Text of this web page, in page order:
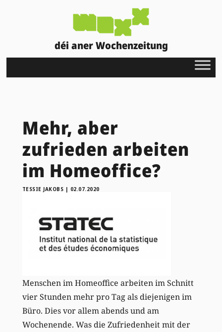
déi aner Wochenzeitung
Mehr, aber
zufrieden arbeiten
im Homeoffice?
TESSIE JAKOBS | 02.07.2020
Menschen im Homeoffice arbeiten im Schnitt
vier Stunden mehr pro Tag als diejenigen im
Büro. Dies vor allem abends und am
Wochenende. Was die Zufriedenheit mit der